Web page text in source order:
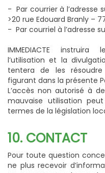
- Par courrier à l’adresse
>20 rue Edouard Branly –
- Par courriel à l’adresse
IMMEDIACTE
l’utilisation et la
tentera de les
figurant dans la présente
L’accès non autorisé à
mauvaise utilisation
termes de la législation
10. CONTACT
Pour toute question
ne plus recevoir